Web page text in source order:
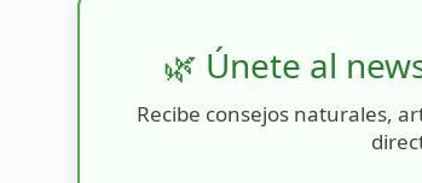
🌿 Únete al
Recibe consejos naturales,